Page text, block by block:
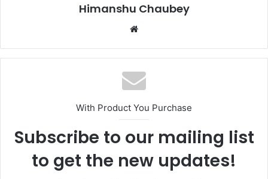
Himanshu Chaubey
With Product You Purchase
Subscribe to our mailing list
to get the new updates!